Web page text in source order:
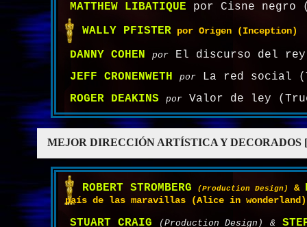
MATTHEW LIBATIQUE por Cisne negro
WALLY PFISTER por Origen (Inception)
DANNY COHEN por El discurso del rey
JEFF CRONENWETH
por La red social
ROGER DEAKINS
por Valor de ley
MEJOR DIRECCIÓN ARTÍSTICA Y
ROBERT STROMBERG (Production Design) &
país de las maravillas (Alice in wonderland)
STUART CRAIG (Production Design) &